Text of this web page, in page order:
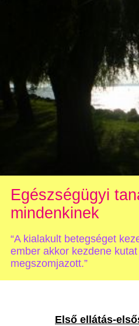
Egészségügyi
mindenkinek
“A kialakult betegséget
ember akkor kezdene
megszomjazott.”
Első ellátás-